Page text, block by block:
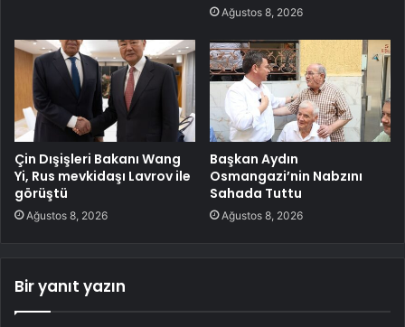
Ağustos 8, 2026
Çin Dışişleri Bakanı Wang
Yi, Rus mevkidaşı Lavrov ile
görüştü
Ağustos 8, 2026
Başkan Aydın
Osmangazi’nin Nabzını
Sahada Tuttu
Ağustos 8, 2026
Bir yanıt yazın